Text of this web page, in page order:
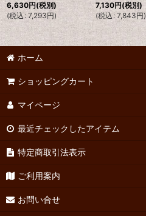
6,630円(税別)
(税込: 7,293円)
7,130円(税別)
(税込 : 7,843円)
ホーム
ショッピングカート
マイページ
最近チェックしたアイテム
特定商取引法表示
ご利用案内
お問い合せ